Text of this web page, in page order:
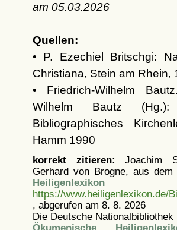
am 05.03.2026
Quellen:
• P. Ezechiel Britschgi:
Christiana, Stein am Rhein,
• Friedrich-Wilhelm
Wilhelm Bautz (Hg.):
Bibliographisches
Hamm 1990
korrekt zitieren: Joachim
Gerhard von Brogne, aus dem
Heiligenlexikon
https://www.heiligenlexikon.de/
, abgerufen am 8. 8. 2026
Die Deutsche
Ökumenische